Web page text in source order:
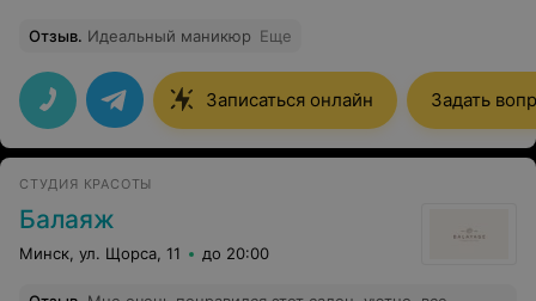
Отзыв. Идеальный маникюр Еще
Записаться онлайн Задать
СТУДИЯ КРАСОТЫ
Балаяж
Минск, ул. Щорса, 11 до 20:00